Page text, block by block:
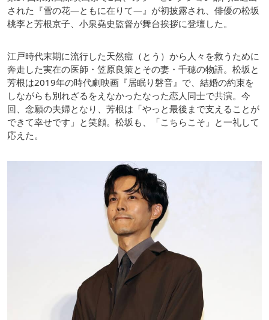
された『雪の花―ともに在りて―』が初披露され、俳優の松坂
桃李と芳根京子、小泉堯史監督が舞台挨拶に登壇した。
江戸時代末期に流行した天然痘（とう）から人々を救うために
奔走した実在の医師・笠原良策とその妻・千穂の物語。松坂と
芳根は2019年の時代劇映画『居眠り磐音』で、結婚の約束を
しながらも別れざるをえなかったなった恋人同士で共演。今
回、念願の夫婦となり、芳根は「やっと最後まで支えることが
できて幸せです」と笑顔。松坂も、「こちらこそ」と一礼して
応えた。